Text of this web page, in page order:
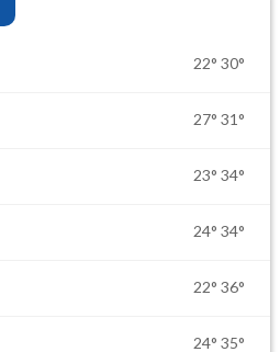
22° 30°
27° 31°
23° 34°
24° 34°
22° 36°
24° 35°